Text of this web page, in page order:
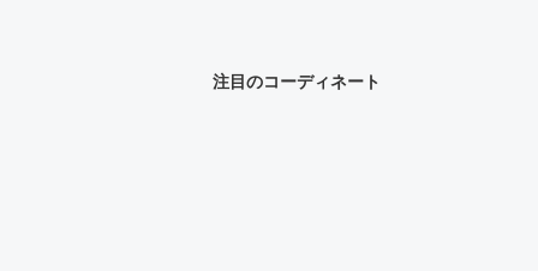
注目のコーディネート